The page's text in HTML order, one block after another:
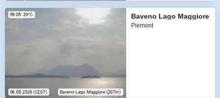
Baveno Lago Maggiore
Piemont